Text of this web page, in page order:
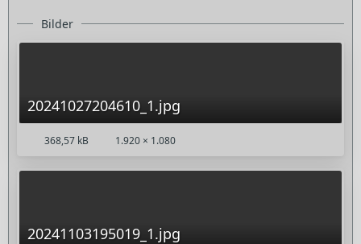
Bilder
20241027204610_1.jpg
368,57 kB 1.920 × 1.080
20241103195019_1.jpg